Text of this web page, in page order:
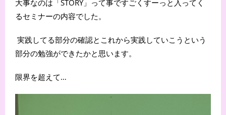
大事なのは「STORY」って事ですごくすーっと入ってく
るセミナーの内容でした。
実践してる部分の確認とこれから実践していこうという
部分の勉強ができたかと思います。
限界を超えて…